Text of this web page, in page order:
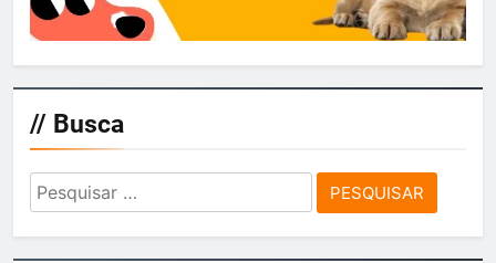
// Busca
Pesquisar
por: